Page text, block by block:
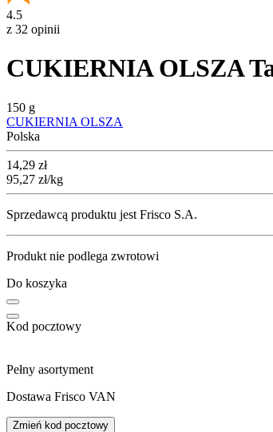
4.5
z 32 opinii
CUKIERNIA OLSZA
150 g
CUKIERNIA OLSZA
Polska
Cena
14,29 zł
95,27 zł/kg
Sprzedawcą produktu jest Frisco S.A.
Produkt nie podlega zwrotowi
Do koszyka
Kod pocztowy
Pełny asortyment
Dostawa Frisco VAN
Zmień kod pocztowy